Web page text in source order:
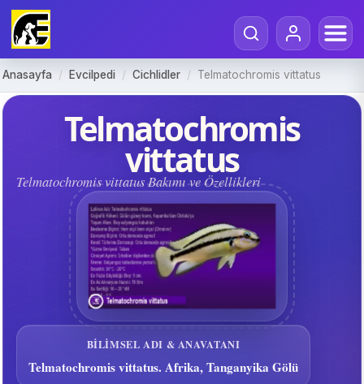
Anasayfa / Evcilpedi / Cichlidler / Telmatochromis vittatus
Telmatochromis
vittatus
Telmatochromis vittatus Bakımı ve Özellikleri
BILIMSEL ADI & ANAVATANI
Telmatochromis vittatus. Afrika, Tanganyika Gölü